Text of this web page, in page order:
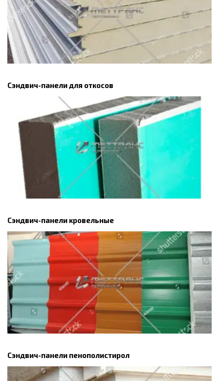
Сэндвич-панели для откосов
Сэндвич-панели кровельные
Сэндвич-панели пенополистирол